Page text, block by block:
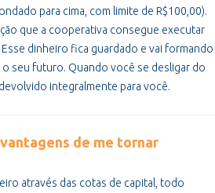
para cima, com limite de R$100,00).
que a cooperativa consegue executar
dinheiro fica guardado e vai formando
o seu futuro. Quando você se desligar do
integralmente para você.
vantagens de me tornar
através das cotas de capital, todo